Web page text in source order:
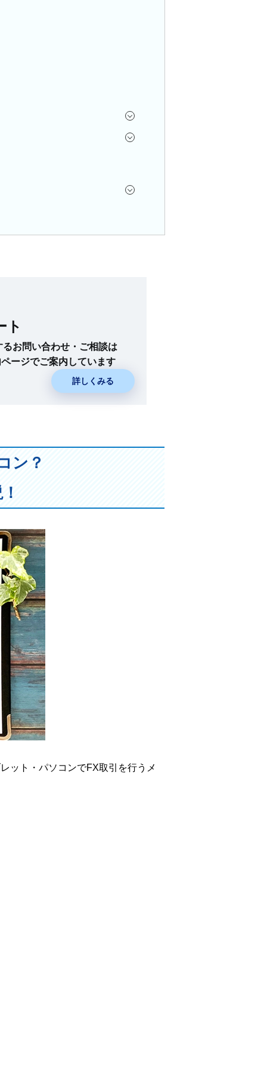
ト
お問い合わせ・ご相談は
ージでご案内しています
詳しくみる
ン？
ット・パソコンでFX取引を行うメ